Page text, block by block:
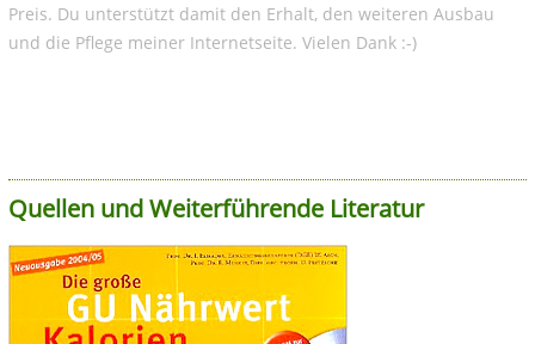
Preis. Du unterstützt damit den Erhalt, den weiteren Ausbau
und die Pflege meiner Internetseite. Vielen Dank :-)
Quellen und Weiterführende Literatur